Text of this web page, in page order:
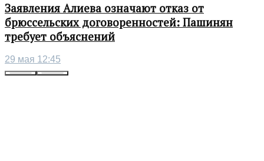
Заявления Алиева означают отказ от
брюссельских договоренностей: Пашинян
требует объяснений
29 мая 12:45